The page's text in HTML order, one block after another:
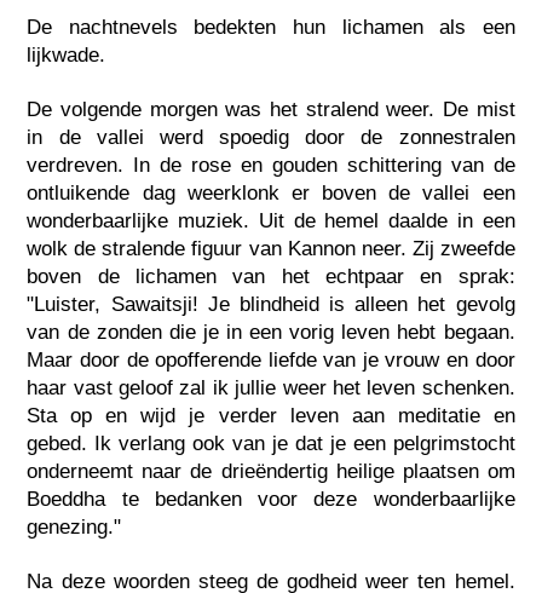
De nachtnevels bedekten hun lichamen als een
lijkwade.
De volgende morgen was het stralend weer. De mist
in de vallei werd spoedig door de zonnestralen
verdreven. In de rose en gouden schittering van de
ontluikende dag weerklonk er boven de vallei een
wonderbaarlijke muziek. Uit de hemel daalde in een
wolk de stralende figuur van Kannon neer. Zij zweefde
boven de lichamen van het echtpaar en sprak:
"Luister, Sawaitsji! Je blindheid is alleen het gevolg
van de zonden die je in een vorig leven hebt begaan.
Maar door de opofferende liefde van je vrouw en door
haar vast geloof zal ik jullie weer het leven schenken.
Sta op en wijd je verder leven aan meditatie en
gebed. Ik verlang ook van je dat je een pelgrimstocht
onderneemt naar de drieëndertig heilige plaatsen om
Boeddha te bedanken voor deze wonderbaarlijke
genezing."
Na deze woorden steeg de godheid weer ten hemel.